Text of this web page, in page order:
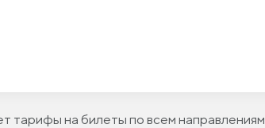
тарифы на билеты по всем направлениям